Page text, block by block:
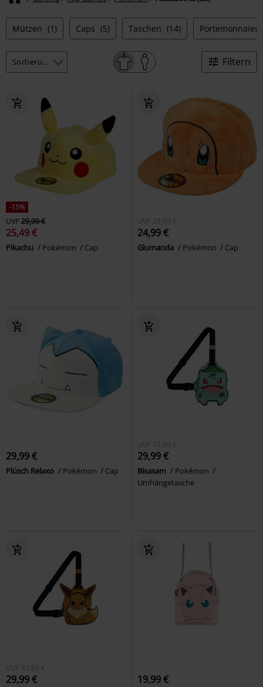
Mützen (1) Caps (5) Taschen (14)
Filtern
-15%
UVP29,99 €
25,49 €
Pikachu Pokémon Cap
UVP 29,95 €
24,99 €
Glumanda Pokémon Cap
29,99 €
Plüsch Relaxo Pokémon Cap
UVP 37,99 €
29,99 €
Bisasam
Pokémon
Umhängetasche
UVP 37,99 €
29,99 € 19,99 €